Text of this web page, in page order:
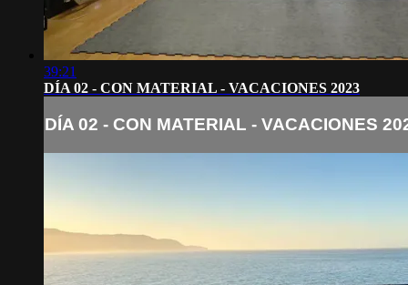
39:21
DÍA 02 - CON MATERIAL - VACACIONES 2023
DÍA 02 - CON MATERIAL - VACACIONES